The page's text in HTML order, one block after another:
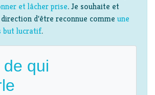
et lâcher prise. Je souhaite et
d'être reconnue comme une
but lucratif.
qui